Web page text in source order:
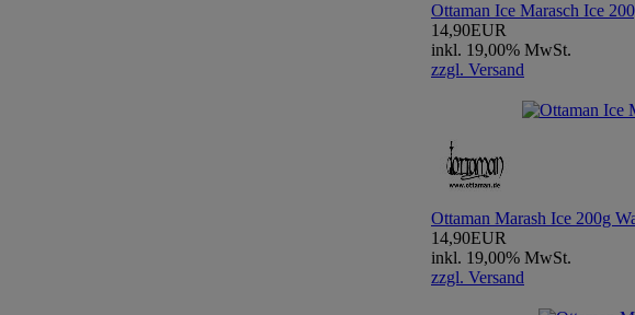
Ottaman Ice Marasch Ice
14,90EUR
inkl. 19,00% MwSt.
zzgl. Versand
Ottaman Marash Ice 200g
14,90EUR
inkl. 19,00% MwSt.
zzgl. Versand